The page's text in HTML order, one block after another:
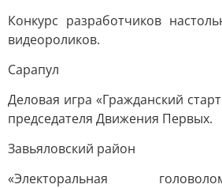
Конкурс разработчиков
видеороликов.
Сарапул
Деловая игра «Гражданский
председателя Движения Первых.
Завьяловский район
«Электоральная